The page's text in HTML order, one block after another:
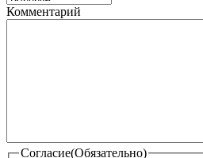
Комментарий
Согласие(Обязательно)